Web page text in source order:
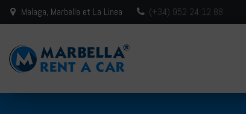
Malaga, Marbella et La Linea (+34) 952 24 12 88